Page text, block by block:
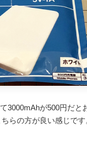
3000mAhが500円だ
らの方が良い感じです